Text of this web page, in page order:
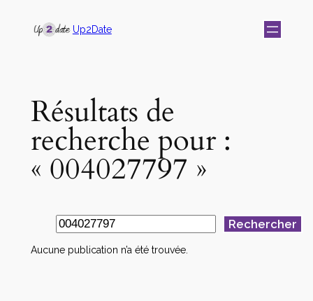
Up2Date
Résultats de
recherche pour :
« 004027797 »
Rechercher
Aucune publication n’a été trouvée.